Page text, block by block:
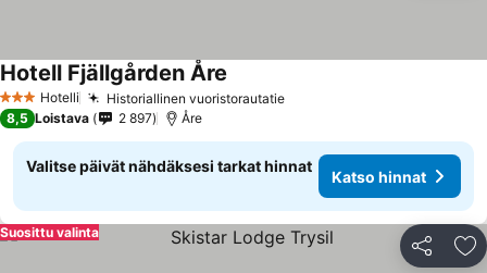
3 Tähtiluokitus
Hotelli Historiallinen vuoristorautatie
Hotell Fjällgården Åre
8,5 Loistava 2 897 Åre
Valitse päivät nähdäksesi tarkat hinnat
Katso hinnat
Jaa
Suosittu valinta